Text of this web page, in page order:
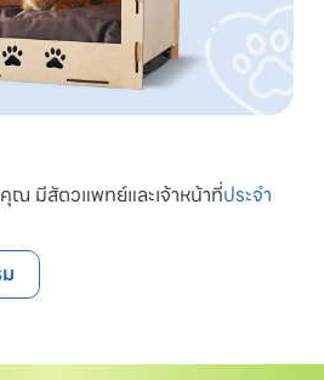
ณ มีสัตวแพทย์และเจ้าหน้าที่ประจำ